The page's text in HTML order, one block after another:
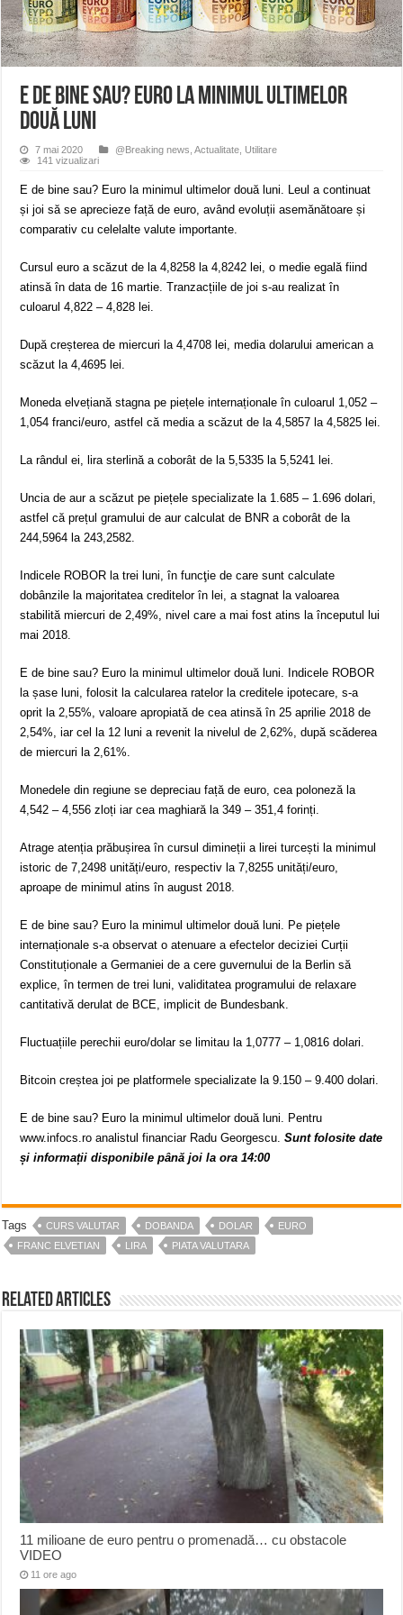
ANUNŢ OPRIRE APĂ în CARANSEBEȘ – 04.08.2026 – avarie – Calea
ANUNŢ OPRIRE APĂ în CARANSEBEȘ avarie
E de bine sau? Euro la minimul ultimelor
două luni
7 mai 2020 @Breaking news ,Actualitate Utilitare
141 vizualizari
E de bine sau? Euro la minimul ultimelor două luni. Leul a continuat
și joi să se aprecieze față de euro, având evoluții asemănătoare și
comparativ cu celelalte valute importante.
Cursul euro a scăzut de la 4,8258 la 4,8242 lei, o medie egală fiind
atinsă în data de 16 martie. Tranzacțiile de joi s-au realizat în
culoarul 4,822 – 4,828 lei.
După creșterea de miercuri la 4,4708 lei, media dolarului american a
scăzut la 4,4695 lei.
Moneda elvețiană stagna pe piețele internaționale în culoarul 1,052 –
1,054 franci/euro, astfel că media a scăzut de la 4,5857 la 4,5825 lei.
La rândul ei, lira sterlină a coborât de la 5,5335 la 5,5241 lei.
Uncia de aur a scăzut pe piețele specializate la 1.685 – 1.696 dolari,
astfel că prețul gramului de aur calculat de BNR a coborât de la
244,5964 la 243,2582.
Indicele ROBOR la trei luni, în funcţie de care sunt calculate
dobânzile la majoritatea creditelor în lei, a stagnat la valoarea
stabilită miercuri de 2,49%, nivel care a mai fost atins la începutul lui
mai 2018.
E de bine sau? Euro la minimul ultimelor două luni. Indicele ROBOR
la șase luni, folosit la calcularea ratelor la creditele ipotecare, s-a
oprit la 2,55%, valoare apropiată de cea atinsă în 25 aprilie 2018 de
2,54%, iar cel la 12 luni a revenit la nivelul de 2,62%, după scăderea
de miercuri la 2,61%.
Monedele din regiune se depreciau față de euro, cea poloneză la
4,542 – 4,556 zloți iar cea maghiară la 349 – 351,4 forinți.
Atrage atenția prăbușirea în cursul dimineții a lirei turcești la minimul
istoric de 7,2498 unități/euro, respectiv la 7,8255 unități/euro,
aproape de minimul atins în august 2018.
E de bine sau? Euro la minimul ultimelor două luni. Pe piețele
internaționale s-a observat o atenuare a efectelor deciziei Curții
Constituționale a Germaniei de a cere guvernului de la Berlin să
explice, în termen de trei luni, validitatea programului de relaxare
cantitativă derulat de BCE, implicit de Bundesbank.
Fluctuațiile perechii euro/dolar se limitau la 1,0777 – 1,0816 dolari.
Bitcoin creștea joi pe platformele specializate la 9.150 – 9.400 dolari.
E de bine sau? Euro la minimul ultimelor două luni. Pentru
www.infocs.ro analistul financiar Radu Georgescu.Sunt folosite date
și informații disponibile până joi la ora 14:00
Tags CURS VALUTAR DOBANDA DOLAR
EURO
FRANC ELVETIAN
LIRA PIATA VALUTARA
Related Articles
11 milioane de euro pentru o promenadă… cu obstacole
VIDEO
11 ore ago